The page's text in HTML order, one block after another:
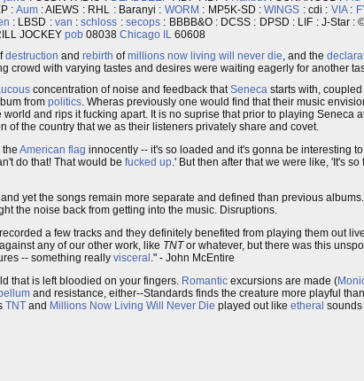
: Aum: AIEWS : RHL : Baranyi : WORM : MP5K-SD :WINGS : cdi : VIA:
: LBSD : van :schloss : secops: BBBB&O : DCSS : DPSD : LIF : J-Star :
JOCKEY pob 08038 Chicago IL 60608
destruction and rebirth ofmillions now living will never die, and the
crowd with varying tastes and desires were waiting eagerly for another
concentration of noise and feedback thatSeneca starts with,
from politics. Wheras previously one would find that their music
and rips it fucking apart. It is no suprise that prior to playing Seneca
of the country that we as their listeners privately share and covet.
the American flag innocently -- it's so loaded and it's gonna be interesting
do that! That would be fucked up.' But then after that we were like, 'It's so
and yet the songs remain more separate and defined than previous albums.
the noise back from getting into the music. Disruptions.
a few tracks and they definitely benefited from playing them out
against any of our other work, like TNTor whatever, but there was this
-- something really visceral ." - John McEntire
that is left bloodied on your fingers. Romantic excursions are made (
and resistance, either--Standards finds the creature more playful
TNT and Millions Now Living Will Never Die played out like etheral sounds